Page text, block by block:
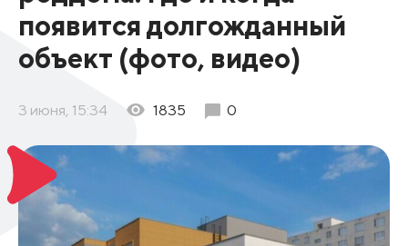
появится долгожданный
объект (фото, видео)
3 июня, 15:34 1835 0